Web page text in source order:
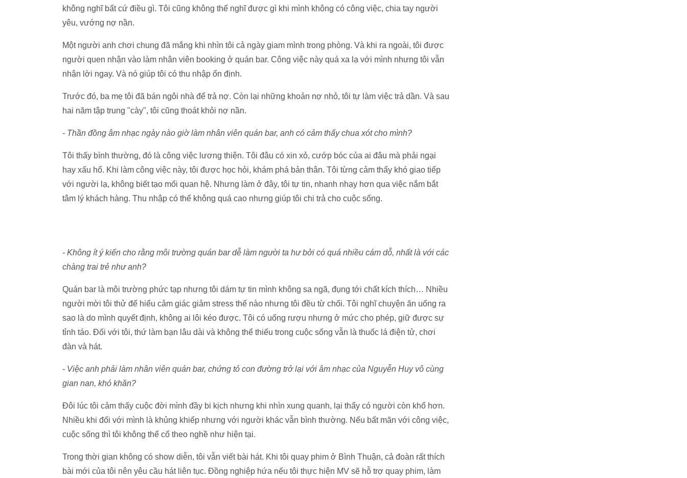
không nghĩ bất cứ điều gì. Tôi cũng không thể nghĩ được gì khi mình không có công việc, chia tay người
yêu, vướng nợ nần.
Một người anh chơi chung đã mắng khi nhìn tôi cả ngày giam mình trong phòng. Và khi ra ngoài, tôi được
người quen nhận vào làm nhân viên booking ở quán bar. Công việc này quá xa lạ với mình nhưng tôi vẫn
nhận lời ngay. Và nó giúp tôi có thu nhập ổn định.
Trước đó, ba mẹ tôi đã bán ngôi nhà để trả nợ. Còn lại những khoản nợ nhỏ, tôi tự làm việc trả dần. Và sau
hai năm tập trung "cày", tôi cũng thoát khỏi nợ nần.
- Thần đồng âm nhạc ngày nào giờ làm nhân viên quán bar, anh có cảm thấy chua xót cho mình?
Tôi thấy bình thường, đó là công việc lương thiện. Tôi đâu có xin xỏ, cướp bóc của ai đâu mà phải ngại
hay xấu hổ. Khi làm công việc này, tôi được học hỏi, khám phá bản thân. Tôi từng cảm thấy khó giao tiếp
với người lạ, không biết tạo mối quan hệ. Nhưng làm ở đây, tôi tự tin, nhanh nhạy hơn qua việc nắm bắt
tâm lý khách hàng. Thu nhập có thể không quá cao nhưng giúp tôi chi trả cho cuộc sống.
- Không ít ý kiến cho rằng môi trường quán bar dễ làm người ta hư bởi có quá nhiều cám dỗ, nhất là với các
chàng trai trẻ như anh?
Quán bar là môi trường phức tạp nhưng tôi dám tự tin mình không sa ngã, đụng tới chất kích thích… Nhiều
người mời tôi thử để hiểu cảm giác giảm stress thế nào nhưng tôi đều từ chối. Tôi nghĩ chuyện ăn uống ra
sao là do mình quyết định, không ai lôi kéo được. Tôi có uống rượu nhưng ở mức cho phép, giữ được sự
tỉnh táo. Đối với tôi, thứ làm bạn lâu dài và không thể thiếu trong cuộc sống vẫn là thuốc lá điện tử, chơi
đàn và hát.
- Việc anh phải làm nhân viên quán bar, chứng tỏ con đường trở lại với âm nhạc của Nguyễn Huy vô cùng
gian nan, khó khăn?
Đôi lúc tôi cảm thấy cuộc đời mình đầy bi kịch nhưng khi nhìn xung quanh, lại thấy có người còn khổ hơn.
Nhiều khi đối với mình là khủng khiếp nhưng với người khác vẫn bình thường. Nếu bất mãn với công việc,
cuộc sống thì tôi không thể cố theo nghề như hiện tại.
Trong thời gian không có show diễn, tôi vẫn viết bài hát. Khi tôi quay phim ở Bình Thuận, cả đoàn rất thích
bài mới của tôi nên yêu cầu hát liên tục. Đồng nghiệp hứa nếu tôi thực hiện MV sẽ hỗ trợ quay phim, làm